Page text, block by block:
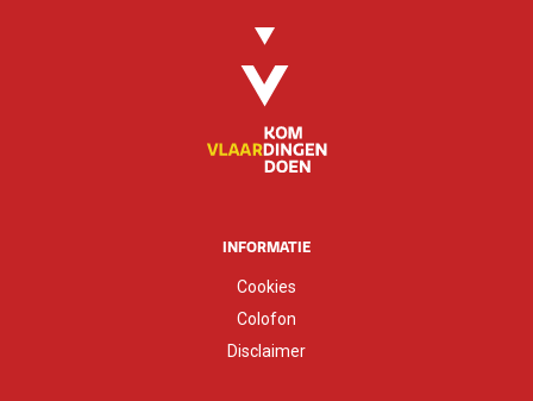
INFORMATIE
Cookies
Colofon
Disclaimer